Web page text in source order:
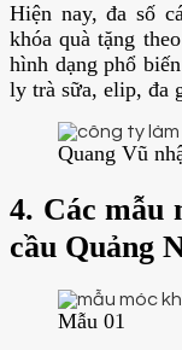
Hiện nay, đa số
khóa quà tặng
hình dạng phổ
ly trà sữa, elip, đa
Quang Vũ
4. Các mẫu
cầu Quảng
Mẫu 01